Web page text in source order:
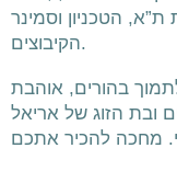
ת”א, הטכניון וסמינר
הקיבוצים.
בהורים, אוהבת
ובת הזוג של אריאל